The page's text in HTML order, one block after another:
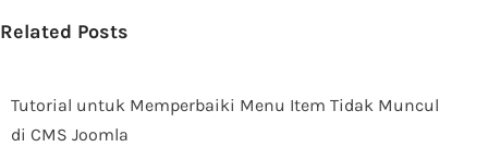
Related Posts
Tutorial untuk Memperbaiki Menu Item Tidak Muncul
di CMS Joomla